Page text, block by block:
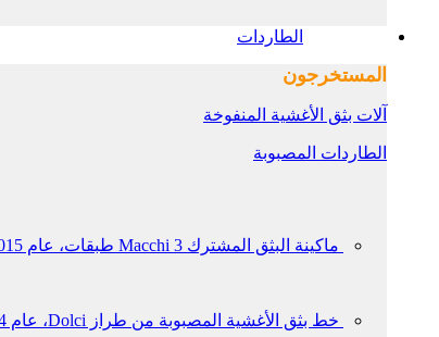
الطاردات
المستخرجون
آلات بثق الأغشية المنفوخة
الطاردات المصبوبة
ماكينة البثق المشترك Macchi 3 طبقات، عام 2005/2015
خط بثق الأغشية المصبوبة من طراز Dolci، عام 1994